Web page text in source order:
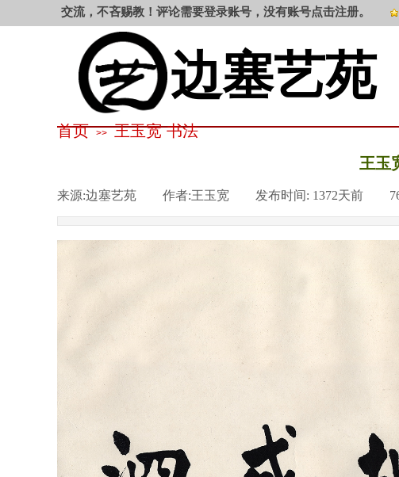
家阳光交流，不吝赐教！评论需要登录账号，没有账号点击注册。
边塞艺苑
首页 >>
王玉宽 书法
王玉
来源:边塞艺苑 作者:王玉宽 发布时间: 1372天前